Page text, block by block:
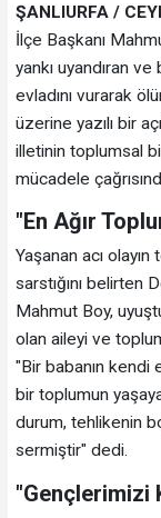
ŞANLIURFA /
İlçe Başkanı
yankı uyandıran
evladını vurarak
üzerine yazılı bir
illetinin toplumsal
mücadele
"En Ağır
Yaşanan acı
sarstığını belirten
Mahmut Boy,
olan aileyi ve
"Bir babanın kendi
bir toplumun
durum, tehlikenin
sermiştir" dedi.
"Gençlerimizi